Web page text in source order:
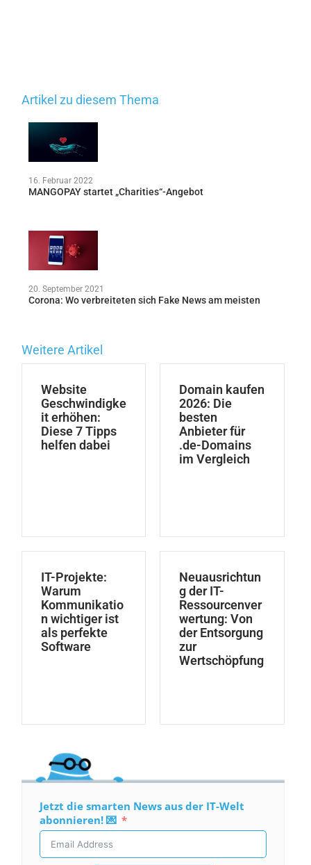
Artikel zu diesem Thema
16. Februar 2022
MANGOPAY startet „Charities“-Angebot
20. September 2021
Corona: Wo verbreiteten sich Fake News am meisten
Weitere Artikel
Website
Geschwindigke
it erhöhen:
Diese 7 Tipps
helfen dabei
Domain kaufen
2026: Die
besten
Anbieter für
.de-Domains
im Vergleich
IT-Projekte:
Warum
Kommunikatio
n wichtiger ist
als perfekte
Software
Neuausrichtun
g der IT-
Ressourcenver
wertung: Von
der Entsorgung
zur
Wertschöpfung
Jetzt die smarten News aus der IT-Welt
abonnieren! 💌